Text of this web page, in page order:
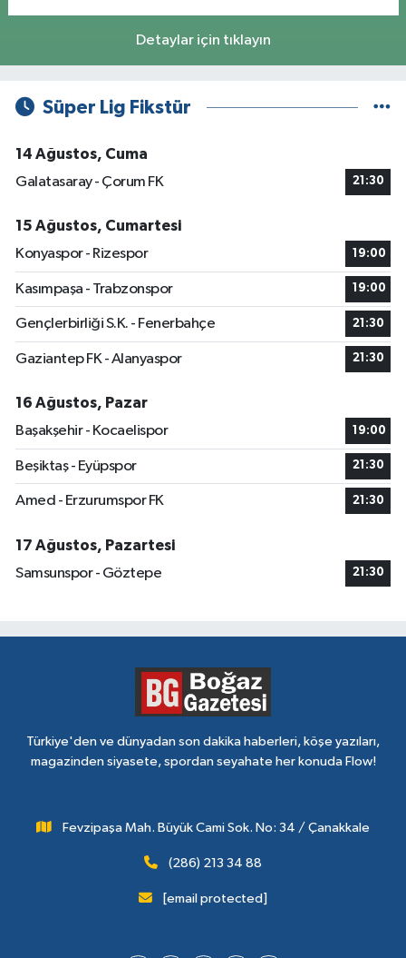
Detaylar için tıklayın
Süper Lig Fikstür
14 Ağustos, Cuma
Galatasaray - Çorum FK
21:30
15 Ağustos, Cumartesi
Konyaspor - Rizespor
19:00
Kasımpaşa - Trabzonspor 19:00
Gençlerbirliği S.K. - Fenerbahçe 21:30
Gaziantep FK - Alanyaspor 21:30
16 Ağustos, Pazar
Başakşehir - Kocaelispor
19:00
Beşiktaş - Eyüpspor 21:30
Amed - Erzurumspor FK 21:30
17 Ağustos, Pazartesi
Samsunspor - Göztepe
21:30
Türkiye'den ve dünyadan son dakika haberleri, köşe yazıları,
magazinden siyasete, spordan seyahate her konuda Flow!
Fevzipaşa Mah. Büyük Cami Sok. No: 34 / Çanakkale
(286) 213 34 88
[email protected]